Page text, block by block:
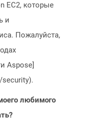
EC2, которые
и
Пожалуйста,
Aspose]
любимого